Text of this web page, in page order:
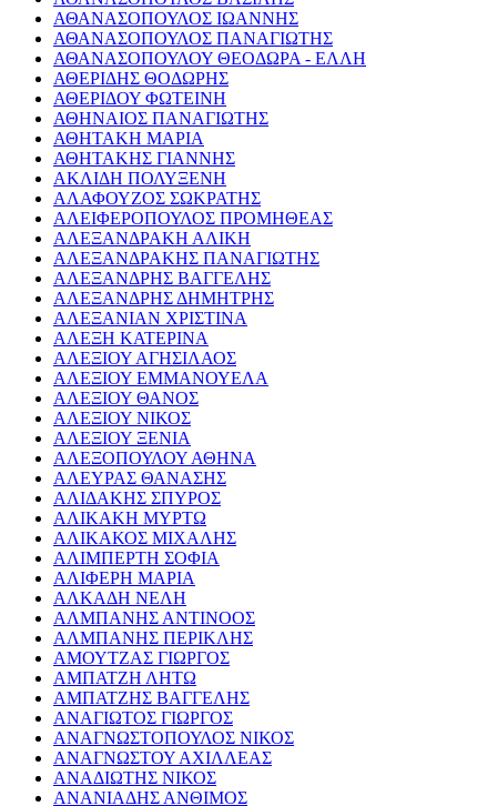
ΑΘΑΝΑΣΟΠΟΥΛΟΣ ΙΩΑΝΝΗΣ
ΑΘΑΝΑΣΟΠΟΥΛΟΣ ΠΑΝΑΓΙΩΤΗΣ
ΑΘΑΝΑΣΟΠΟΥΛΟΥ ΘΕΟΔΩΡΑ - ΕΛΛΗ
ΑΘΕΡΙΔΗΣ ΘΟΔΩΡΗΣ
ΑΘΕΡΙΔΟΥ ΦΩΤΕΙΝΗ
ΑΘΗΝΑΙΟΣ ΠΑΝΑΓΙΩΤΗΣ
ΑΘΗΤΑΚΗ ΜΑΡΙΑ
ΑΘΗΤΑΚΗΣ ΓΙΑΝΝΗΣ
ΑΚΛΙΔΗ ΠΟΛΥΞΕΝΗ
ΑΛΑΦΟΥΖΟΣ ΣΩΚΡΑΤΗΣ
ΑΛΕΙΦΕΡΟΠΟΥΛΟΣ ΠΡΟΜΗΘΕΑΣ
ΑΛΕΞΑΝΔΡΑΚΗ ΑΛΙΚΗ
ΑΛΕΞΑΝΔΡΑΚΗΣ ΠΑΝΑΓΙΩΤΗΣ
ΑΛΕΞΑΝΔΡΗΣ ΒΑΓΓΕΛΗΣ
ΑΛΕΞΑΝΔΡΗΣ ΔΗΜΗΤΡΗΣ
ΑΛΕΞΑΝΙΑΝ ΧΡΙΣΤΙΝΑ
ΑΛΕΞΗ ΚΑΤΕΡΙΝΑ
ΑΛΕΞΙΟΥ ΑΓΗΣΙΛΑΟΣ
ΑΛΕΞΙΟΥ ΕΜΜΑΝΟΥΕΛΑ
ΑΛΕΞΙΟΥ ΘΑΝΟΣ
ΑΛΕΞΙΟΥ ΝΙΚΟΣ
ΑΛΕΞΙΟΥ ΞΕΝΙΑ
ΑΛΕΞΟΠΟΥΛΟΥ ΑΘΗΝΑ
ΑΛΕΥΡΑΣ ΘΑΝΑΣΗΣ
ΑΛΙΔΑΚΗΣ ΣΠΥΡΟΣ
ΑΛΙΚΑΚΗ ΜΥΡΤΩ
ΑΛΙΚΑΚΟΣ ΜΙΧΑΛΗΣ
ΑΛΙΜΠΕΡΤΗ ΣΟΦΙΑ
ΑΛΙΦΕΡΗ ΜΑΡΙΑ
ΑΛΚΑΔΗ ΝΕΛΗ
ΑΛΜΠΑΝΗΣ ΑΝΤΙΝΟΟΣ
ΑΛΜΠΑΝΗΣ ΠΕΡΙΚΛΗΣ
ΑΜΟΥΤΖΑΣ ΓΙΩΡΓΟΣ
ΑΜΠΑΤΖΗ ΛΗΤΩ
ΑΜΠΑΤΖΗΣ ΒΑΓΓΕΛΗΣ
ΑΝΑΓΙΩΤΟΣ ΓΙΩΡΓΟΣ
ΑΝΑΓΝΩΣΤΟΠΟΥΛΟΣ ΝΙΚΟΣ
ΑΝΑΓΝΩΣΤΟΥ ΑΧΙΛΛΕΑΣ
ΑΝΑΔΙΩΤΗΣ ΝΙΚΟΣ
ΑΝΑΝΙΑΔΗΣ ΑΝΘΙΜΟΣ